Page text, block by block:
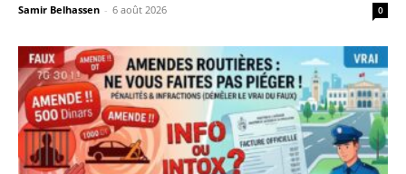
Samir Belhassen - 6 août 2026 0